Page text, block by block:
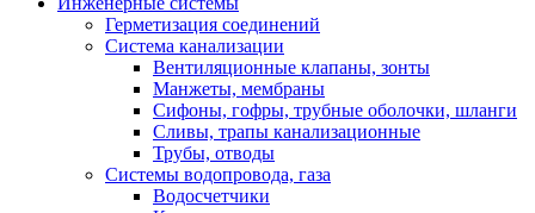
Герметизация соединений
Система канализации
Вентиляционные клапаны, зонты
Манжеты, мембраны
Сифоны, гофры, трубные оболочки, шланги
Сливы, трапы канализационные
Трубы, отводы
Системы водопровода, газа
Водосчетчики